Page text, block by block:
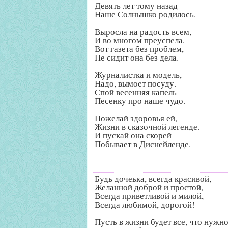
Девять лет тому назад
Наше Солнышко родилось.
Выросла на радость всем,
И во многом преуспела.
Вот газета без проблем,
Не сидит она без дела.
Журналистка и модель,
Надо, вымоет посуду.
Спой весенняя капель
Песенку про наше чудо.
Пожелай здоровья ей,
Жизни в сказочной легенде.
И пускай она скорей
Побывает в Диснейленде.
Будь дочеька, всегда красивой,
Желанной доброй и простой,
Всегда приветливой и милой,
Всегда любимой, дорогой!
Пусть в жизни будет все, что